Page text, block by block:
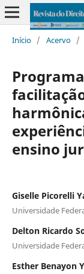
Início / Acervo /
ensino
Giselle Picorelli
Universidade
Delton Ricardo
Universidade
Esther Benayon